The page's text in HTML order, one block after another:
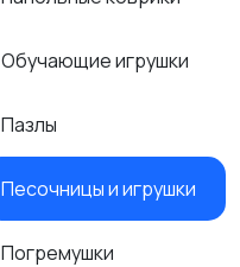
Обучающие игрушки
Пазлы
Песочницы и игрушки
Погремушки